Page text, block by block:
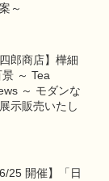
～
四郎商店】樺細
～ Tea
～ モダンな
示販売いたし
25 開催】「日